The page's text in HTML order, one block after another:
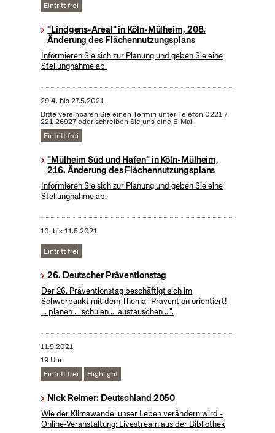
Eintritt frei
"Lindgens-Areal" in Köln-Mülheim, 208.
Änderung des Flächennutzungsplans
Informieren Sie sich zur Planung und geben Sie eine
Stellungnahme ab.
29.4. bis27.5.2021
Bitte vereinbaren Sie einen Termin unter Telefon 0221 /
221-26927 oder schreiben Sie uns eine E-Mail.
Eintritt frei
"Mülheim Süd und Hafen" in Köln-Mülheim,
216. Änderung des Flächennutzungsplans
Informieren Sie sich zur Planung und geben Sie eine
Stellungnahme ab.
10. bis11.5.2021
Eintritt frei
26. Deutscher Präventionstag
Der 26. Präventionstag beschäftigt sich im
Schwerpunkt mit dem Thema "Prävention orientiert!
... planen ... schulen ... austauschen ...".
11.5.2021
19 Uhr
Eintritt frei
Highlight
Nick Reimer: Deutschland 2050
Wie der Klimawandel unser Leben verändern wird -
Online-Veranstaltung: Livestream aus der Bibliothek